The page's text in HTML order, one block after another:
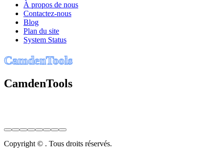
À propos de nous
Contactez-nous
Blog
Plan du site
System Status
CamdenTools
CamdenTools
Copyright © . Tous droits réservés.